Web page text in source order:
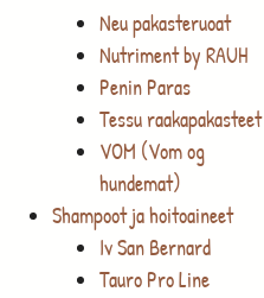
Neu pakasteruoat
Nutriment by RAUH
Penin Paras
Tessu raakapakasteet
VOM (Vom og
hundemat)
Shampoot ja hoitoaineet
Iv San Bernard
Tauro Pro Line